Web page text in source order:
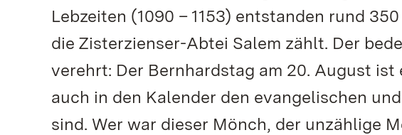
Lebzeiten (1090 – 1153) entstanden rund
die Zisterzienser-Abtei Salem zählt. Der
verehrt: Der Bernhardstag am 20. August
auch in den Kalender den evangelischen
sind. Wer war dieser Mönch, der unzählige